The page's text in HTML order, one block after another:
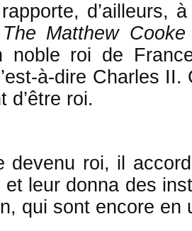
rapporte, d’ailleurs,
The Mat­thew Cooke
noble roi de
à-dire Charles
d’être roi.
de­venu roi, il
et leur don­na des
qui sont en­core en